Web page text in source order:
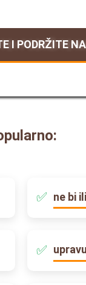
I PODRŽITE
ne bi